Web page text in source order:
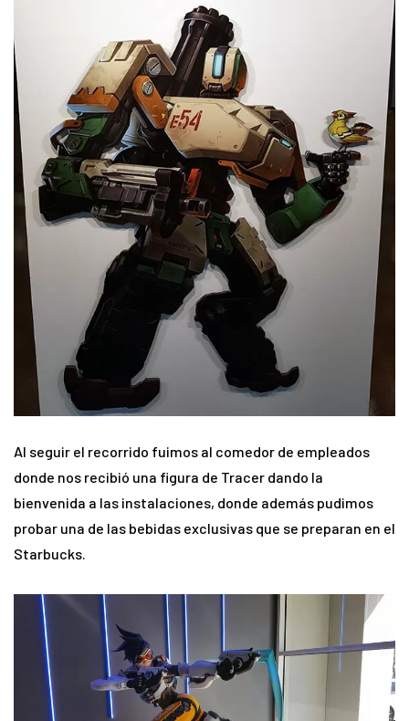
Al seguir el recorrido fuimos al comedor de empleados
donde nos recibió una figura de Tracer dando la
bienvenida a las instalaciones, donde además pudimos
probar una de las bebidas exclusivas que se preparan en el
Starbucks.